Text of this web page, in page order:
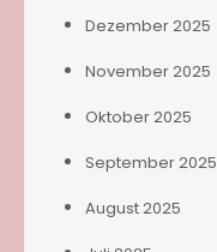
Dezember 2025
November 2025
Oktober 2025
September 2025
August 2025